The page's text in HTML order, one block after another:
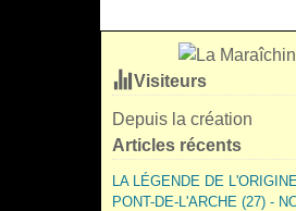
Visiteurs
Depuis la création
Articles récents
LA LÉGENDE DE
PONT-DE-L'ARCHE (27) -